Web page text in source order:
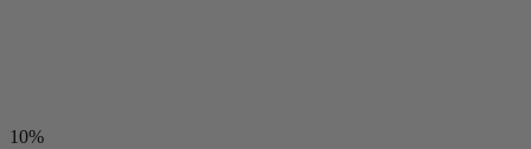
10%